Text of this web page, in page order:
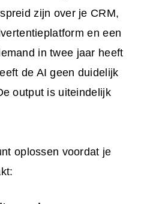
zijn over je CRM,
en een
in twee jaar heeft
de AI geen duidelijk
output is uiteindelijk
oplossen voordat je